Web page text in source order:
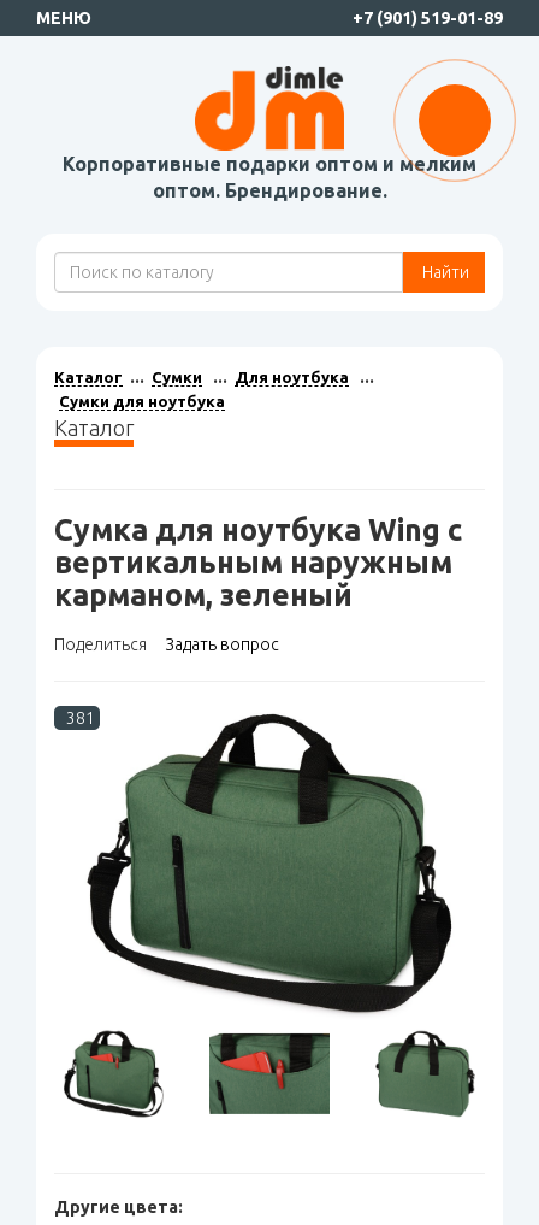
МЕНЮ +7 (901) 519-01-89
Корпоративные подарки оптом и мелким
оптом. Брендирование.
Найти
Каталог Сумки
Для ноутбука
Сумки для ноутбука
Каталог
Сумка для ноутбука Wing с
вертикальным наружным
карманом, зеленый
Поделиться Задать вопрос
381
Другие цвета: